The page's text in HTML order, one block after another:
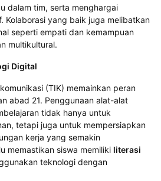
dalam tim, serta menghargai
Kolaborasi yang baik juga melibatkan
seperti empati dan kemampuan
multikultural.
Digital
(TIK) memainkan peran
abad 21. Penggunaan alat-alat
tidak hanya untuk
tetapi juga untuk mempersiapkan
kerja yang semakin
memastikan siswa memiliki literasi
teknologi dengan